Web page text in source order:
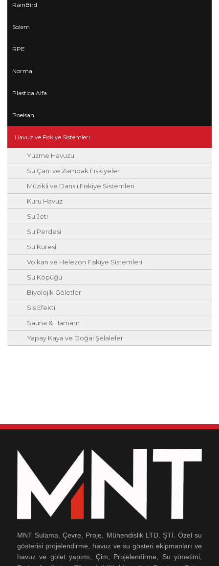
RainBird
Solem
RPE
Norma
Plastica Alfa
Poelsan
Havuz ve Fıskiye Sistemleri
Yüzme Havuzu
Su Çanı ve Zambak Fıskiyeler
Müzikli ve Danslı Fıskiye Sistemleri
Kuru Havuz
Su Jeti
Su Perdesi
Su Küresi
Volkan ve Helezon Fıskiye Sistemleri
Su Köpüğü
Biyolojik Göletler
Sis Efekti
Sauna & Hamam
Yapay Kaya ve Doğal Şelaleler
MNT Sulama, Çevre, Proje, Mühendislik LTD. ŞTİ. Özel su
gösterisi projelendirme, havuz ve su gösteri ekipmanları ve
havuz ve gölet yapımı, Çim, Projelendirme, Su yönetimi,